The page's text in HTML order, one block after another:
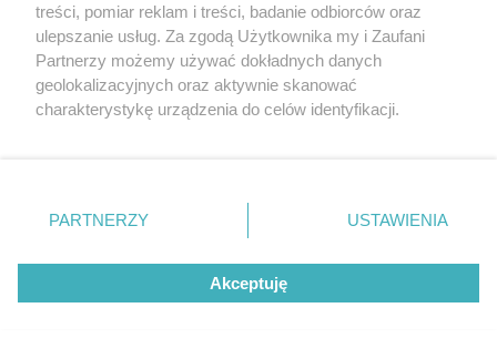
sprincie
treści, pomiar reklam i treści, badanie odbiorców oraz
ulepszanie usług. Za zgodą Użytkownika my i Zaufani
Partnerzy możemy używać dokładnych danych
geolokalizacyjnych oraz aktywnie skanować
charakterystykę urządzenia do celów identyfikacji.
zmienić/wycofać klikając przycisk ustawień prywatności
znajdujący się w lewym dolnym rogu strony
rodzaje przetwarzania danych nie wymagają zgody
użytkownika, ale masz prawo sprzeciwić się takiemu
przetwarzaniu. Preferencje będą miały zastosowanie tylko
PARTNERZY USTAWIENIA
Akceptuję